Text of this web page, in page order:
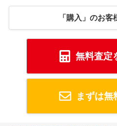
「購入」のお
無料査定
まずは無